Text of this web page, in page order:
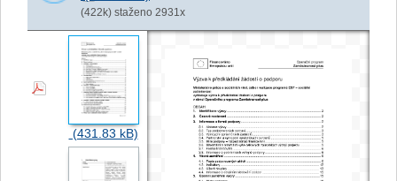
(422k) staženo 2931x